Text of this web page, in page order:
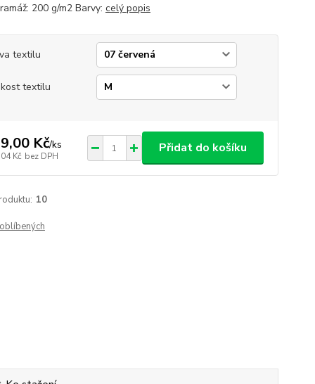
200 g/m2 Barvy: celý popis
textilu
textilu
Kč/ks
Kč bez DPH
Přidat do košíku
10